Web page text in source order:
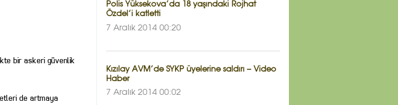
bir askeri güvenlik
de artmaya
Polis Yüksekova’da 18 yaşındaki Rojhat
Özdel’i katletti
7 Aralık 2014 00:20
Kızılay AVM’de SYKP üyelerine saldırı – Video
Haber
7 Aralık 2014 00:02